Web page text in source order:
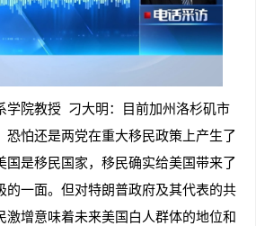
学院教授 刁大明：目前加州洛杉矶市
恐怕还是两党在重大移民政策上产生了
国是移民国家，移民确实给美国带来了
的一面。但对特朗普政府及其代表的共
激增意味着未来美国白人群体的地位和